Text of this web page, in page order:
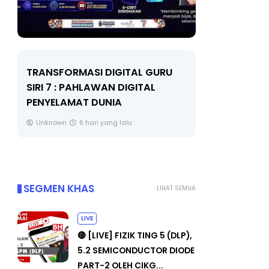
GURU
MAJLIS ANUGERAH FFK
(FESTIVAL LENSA PENDIDIKAN -
FLeP) 2026
Unknown
LIHAT SEMUA
SEGMEN KHAS
LIVE
🔴 [LIVE] FIZIK TING 5 (DLP),
5.2 SEMICONDUCTOR DIODE
PART-2 OLEH CIKG...